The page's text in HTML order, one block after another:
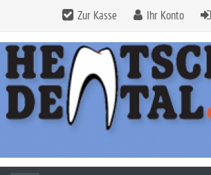
Zur Kasse Ihr Konto